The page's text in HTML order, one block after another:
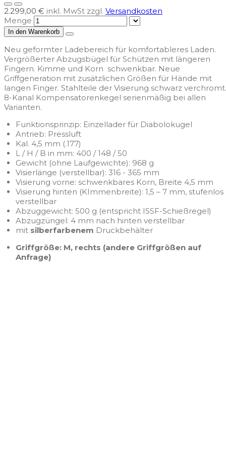
2.299,00 € inkl. MwSt zzgl. Versandkosten
Menge
In den Warenkorb
Neu geformter Ladebereich für komfortableres Laden.
Vergrößerter Abzugsbügel für Schützen mit längeren
Fingern. Kimme und Korn schwenkbar. Neue
Griffgeneration mit zusätzlichen Größen für Hände mit
langen Finger. Stahlteile der Visierung schwarz verchromt.
8-Kanal Kompensatorenkegel serienmäßig bei allen
Varianten.
Funktionsprinzip: Einzellader für Diabolokugel
Antrieb: Pressluft
Kal. 4,5 mm (.177)
L / H / B in mm: 400 / 148 / 50
Gewicht (ohne Laufgewichte): 968 g
Visierlänge (verstellbar): 316 - 365 mm
Visierung vorne: schwenkbares Korn, Breite 4,5 mm
Visierung hinten (KImmenbreite): 1,5 – 7 mm, stufenlos
verstellbar
Abzuggewicht: 500 g (entspricht ISSF-Schießregel)
Abzugzüngel: 4 mm nach hinten verstellbar
mit silberfarbenem Druckbehälter
Griffgröße: M, rechts (andere Griffgrößen auf
Anfrage)